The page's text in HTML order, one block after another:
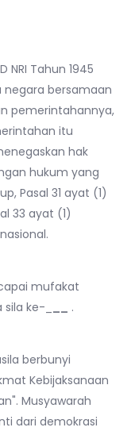
NRI Tahun 1945
negara bersamaan
pemerintahannya,
itu
hak
hukum yang
Pasal 31 ayat (1)
33 ayat (1)
mufakat
ke-_
.
berbunyi
Kebijaksanaan
Musyawarah
dari demokrasi